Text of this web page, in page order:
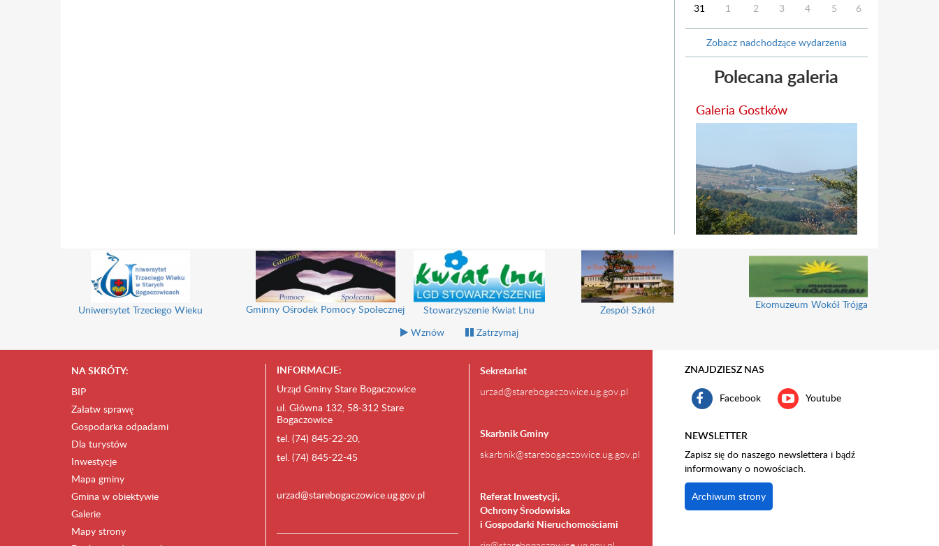
31
1 2 3 4 5 6
Zobacz nadchodzące wydarzenia
Polecana galeria
Galeria Gostków
Uniwersytet Trzeciego Wieku Gminny Ośrodek Pomocy Społecznej Stowarzyszenie Kwiat Lnu Zespół Szkół Ekomuzeum Wokół Trójgarbu
Wznów Zatrzymaj
NA SKRÓTY:
BIP
Załatw sprawę
Gospodarka odpadami
Dla turystów
Inwestycje
Mapa gminy
Gmina w obiektywie
Galerie
Mapy strony
INFORMACJE:
Urząd Gminy Stare Bogaczowice
ul. Główna 132, 58-312 Stare
Bogaczowice
tel. (74) 845-22-20,
tel. (74) 845-22-45
urzad@starebogaczowice.ug.gov.pl
Sekretariat
urzad@starebogaczowice.ug.gov.pl
Skarbnik Gminy
skarbnik@starebogaczowice.ug.gov.pl
Referat Inwestycji,
Ochrony Środowiska
i Gospodarki Nieruchomościami
ZNAJDZIESZ NAS
Facebook Youtube
NEWSLETTER
Zapisz się do naszego newslettera i bądź
informowany o nowościach.
Archiwum strony